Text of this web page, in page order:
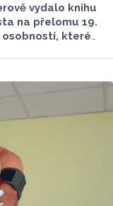
vydalo knihu
na přelomu 19.
osobností, které
životní příběhy
autorky publikace
13 let
u příležitosti
královské město,